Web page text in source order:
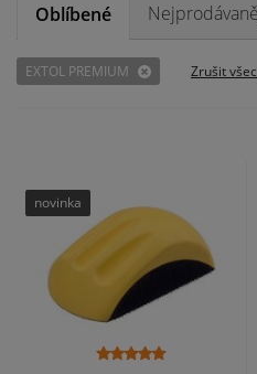
Oblíbené
EXTOL PREMIUM Zrušit
novinka